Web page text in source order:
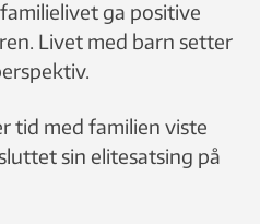
ga positive
Livet med barn setter
tid med familien viste
sin elitesatsing på